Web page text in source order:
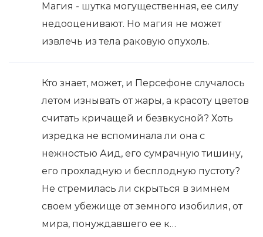
Магия - шутка могущественная, ее силу
недооценивают. Но магия не может
извлечь из тела раковую опухоль.
Кто знает, может, и Персефоне случалось
летом изнывать от жары, а красоту цветов
считать кричащей и безвкусной? Хоть
изредка не вспоминала ли она с
нежностью Аид, его сумрачную тишину,
его прохладную и бесплодную пустоту?
Не стремилась ли скрыться в зимнем
своем убежище от земного изобилия, от
мира, понуждавшего ее к…